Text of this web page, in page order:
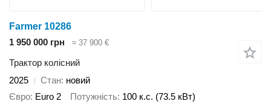
Farmer 10286
1 950 000 грн
≈ 37 900 €
Трактор колісний
2025
Стан новий
Євро Euro 2 Потужність 100 к.с. (73.5 кВт)